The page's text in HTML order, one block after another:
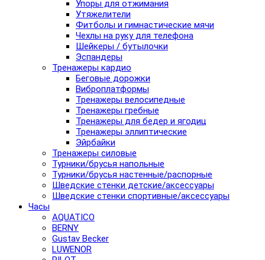
Упоры для отжимания
Утяжелители
Фитболы и гимнастические мячи
Чехлы на руку для телефона
Шейкеры / бутылочки
Эспандеры
Тренажеры кардио
Беговые дорожки
Виброплатформы
Тренажеры велосипедные
Тренажеры гребные
Тренажеры для бедер и ягодиц
Тренажеры эллиптические
Эйрбайки
Тренажеры силовые
Турники/брусья напольные
Турники/брусья настенные/распорные
Шведские стенки детские/аксессуары
Шведские стенки спортивные/аксессуары
Часы
AQUATICO
BERNY
Gustav Becker
LUWENOR